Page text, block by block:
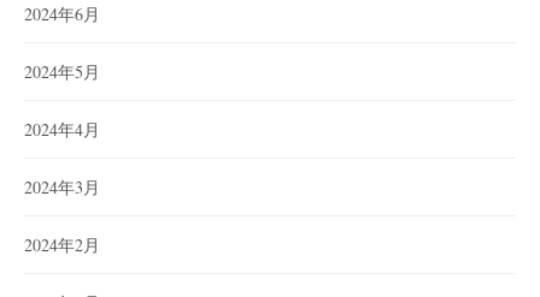
2024年6月
2024年5月
2024年4月
2024年3月
2024年2月